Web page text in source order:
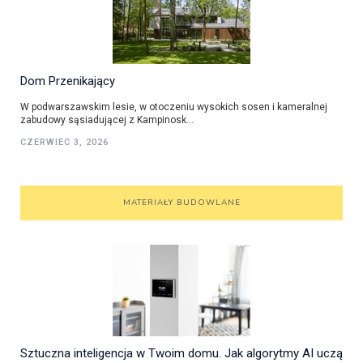
Dom Przenikający
W podwarszawskim lesie, w otoczeniu wysokich sosen i kameralnej
zabudowy sąsiadującej z Kampinosk...
CZERWIEC 3, 2026
MATERIAŁY BUDOWLANE
Sztuczna inteligencja w Twoim domu. Jak algorytmy AI uczą